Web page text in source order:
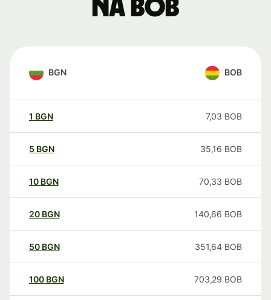
na BOB
BGN BOB
1 BGN 7,03 BOB
5 BGN 35,16 BOB
10 BGN 70,33 BOB
20 BGN 140,66 BOB
50 BGN 351,64 BOB
100 BGN 703,29 BOB